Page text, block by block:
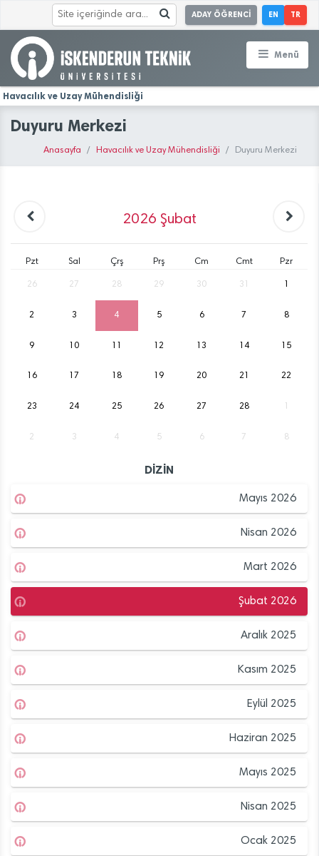
ADAY ÖĞRENCİ EN TR
Menü
Havacılık ve Uzay Mühendisliği
Duyuru Merkezi
Anasayfa Havacılık ve Uzay Mühendisliği Duyuru Merkezi
2026 Şubat
Pzt Sal Çrş Prş Cm Cmt Pzr
26 27 28 29 30 31
2 3 4 5 6 7 8
9 10 12 13 14 15
16 17 18 19 20 21 22
23 24 25 26 27 28
2 3 4 5 6 7 8
DİZİN
Mayıs 2026
Nisan 2026
Mart 2026
Şubat 2026
Aralık 2025
Kasım 2025
Eylül 2025
Haziran 2025
Mayıs 2025
Nisan 2025
Ocak 2025